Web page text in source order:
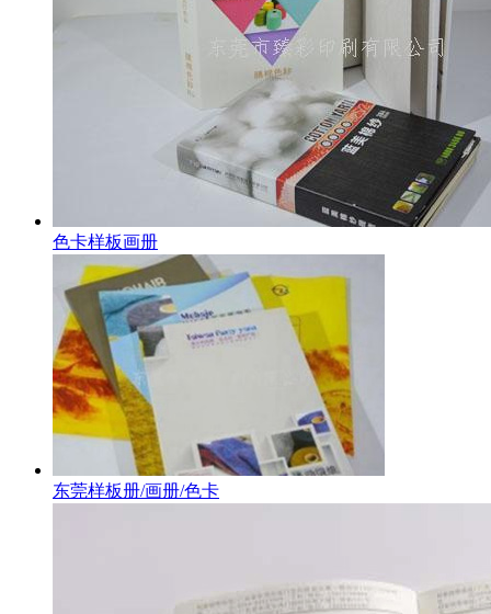
色卡样板画册
东莞样板册/画册/色卡